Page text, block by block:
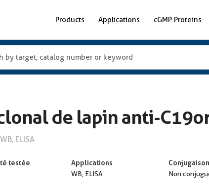
Products Applications cGMP Proteins
de lapin anti-
ELISA
testée Applications
WB, ELISA
Conjugaison
Non